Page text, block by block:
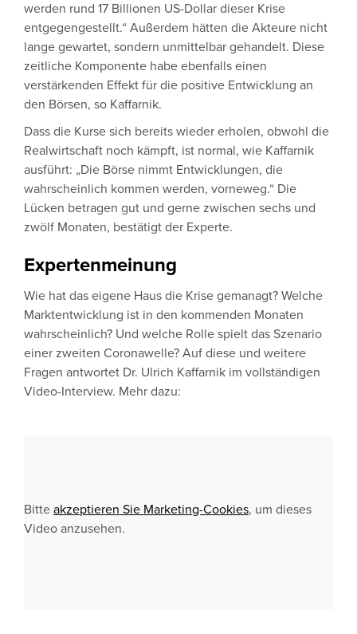
werden rund 17 Billionen US-Dollar dieser Krise
entgegengestellt.“ Außerdem hätten die Akteure nicht
lange gewartet, sondern unmittelbar gehandelt. Diese
zeitliche Komponente habe ebenfalls einen
verstärkenden Effekt für die positive Entwicklung an
den Börsen, so Kaffarnik.
Dass die Kurse sich bereits wieder erholen, obwohl die
Realwirtschaft noch kämpft, ist normal, wie Kaffarnik
ausführt: „Die Börse nimmt Entwicklungen, die
wahrscheinlich kommen werden, vorneweg.“ Die
Lücken betragen gut und gerne zwischen sechs und
zwölf Monaten, bestätigt der Experte.
Expertenmeinung
Wie hat das eigene Haus die Krise gemanagt? Welche
Marktentwicklung ist in den kommenden Monaten
wahrscheinlich? Und welche Rolle spielt das Szenario
einer zweiten Coronawelle? Auf diese und weitere
Fragen antwortet Dr. Ulrich Kaffarnik im vollständigen
Video-Interview. Mehr dazu:
Bitte akzeptieren Sie Marketing-Cookies, um dieses
Video anzusehen.